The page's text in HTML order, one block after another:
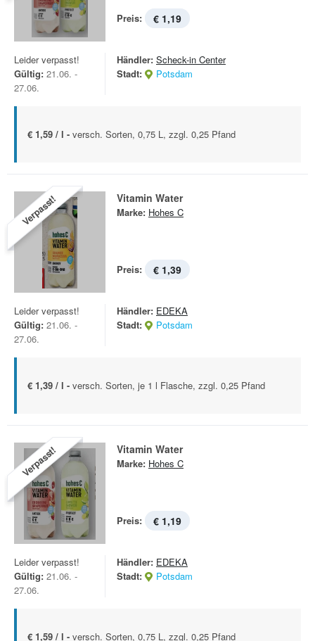
Preis: € 1,19
Leider verpasst!
Gültig: 21.06. -
27.06.
Händler: Scheck-in Center
Stadt:
Potsdam
€ 1,59 / l - versch. Sorten, 0,75 L, zzgl. 0,25 Pfand
Verpasst! Vitamin Water
Marke: Hohes C
Preis: € 1,39
Leider verpasst!
Gültig: 21.06. -
27.06.
Händler: EDEKA
Stadt:
Potsdam
€ 1,39 / l - versch. Sorten, je 1 l Flasche, zzgl. 0,25 Pfand
Verpasst! Vitamin Water
Marke: Hohes C
Preis: € 1,19
Leider verpasst!
Gültig: 21.06. -
27.06.
Händler: EDEKA
Stadt:
Potsdam
€ 1,59 / l - versch. Sorten, 0,75 L, zzgl. 0,25 Pfand